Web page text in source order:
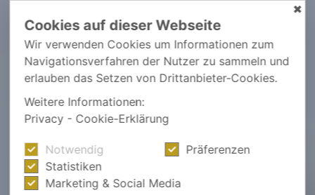
✖
Cookies auf dieser Webseite
Wir verwenden Cookies um Informationen zum
Navigationsverfahren der Nutzer zu sammeln und
erlauben das Setzen von Drittanbieter-Cookies.
Weitere Informationen:
Privacy - Cookie-Erklärung
Notwendig
Präferenzen
Statistiken
Marketing & Social Media